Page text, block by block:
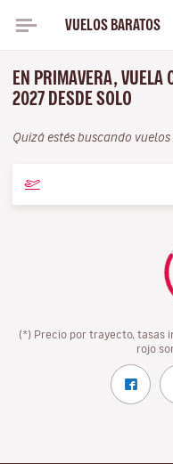
VUELOS BARATOS
EN PRIMAVERA, VUELA
2027 DESDE SOLO
Quizá estés buscando vuelos
(*) Precio por trayecto, tasas
rojo